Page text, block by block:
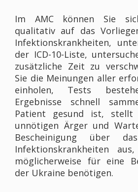
Im AMC können Sie
qualitativ auf das
Infektionskrankheiten,
der ICD-10-Liste,
zusätzliche Zeit zu
Sie die Meinungen aller
einholen, Tests
Ergebnisse schnell
Patient gesund ist, stellt
unnötigen Ärger und
Bescheinigung über
Infektionskrankheiten
möglicherweise für eine
der Ukraine benötigen.